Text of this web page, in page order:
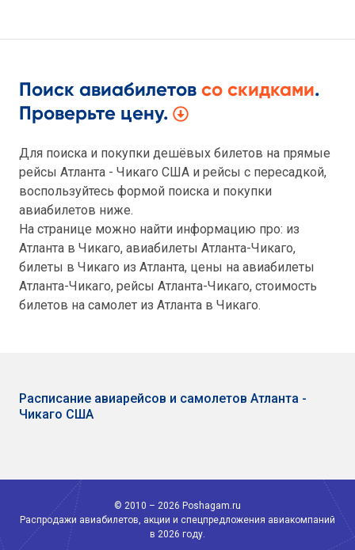
Поиск авиабилетов со скидками.
Проверьте цену.
Для поиска и покупки дешёвых билетов на прямые
рейсы Атланта - Чикаго США и рейсы с пересадкой,
воспользуйтесь формой поиска и покупки
авиабилетов ниже.
На странице можно найти информацию про: из
Атланта в Чикаго, авиабилеты Атланта-Чикаго,
билеты в Чикаго из Атланта, цены на авиабилеты
Атланта-Чикаго, рейсы Атланта-Чикаго, стоимость
билетов на самолет из Атланта в Чикаго.
Расписание авиарейсов и самолетов Атланта -
Чикаго США
© 2010 – 2026 Poshagam.ru
Распродажи авиабилетов, акции и спецпредложения авиакомпаний
в 2026 году.